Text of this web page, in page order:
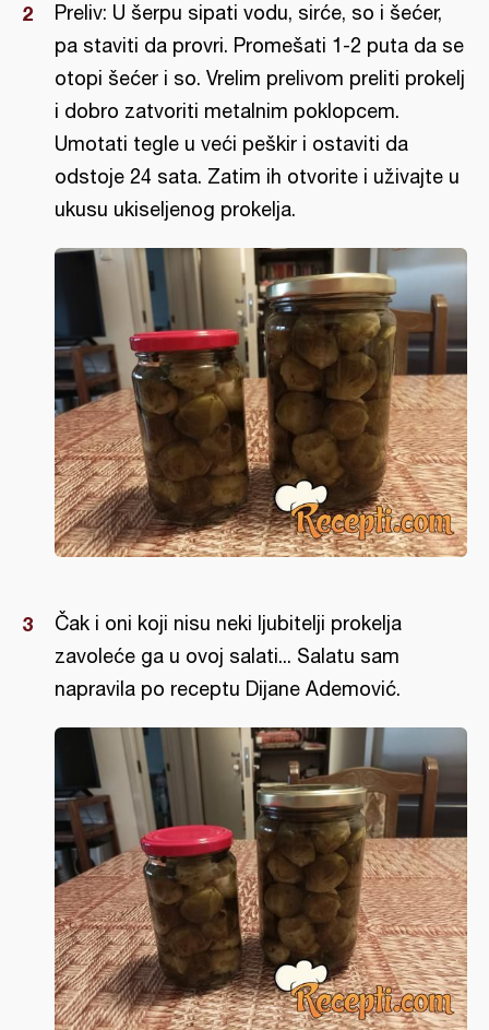
Preliv: U šerpu sipati vodu, sirće, so i šećer,
pa staviti da provri. Promešati 1-2 puta da se
otopi šećer i so. Vrelim prelivom preliti prokelj
i dobro zatvoriti metalnim poklopcem.
Umotati tegle u veći peškir i ostaviti da
odstoje 24 sata. Zatim ih otvorite i uživajte u
ukusu ukiseljenog prokelja.
Čak i oni koji nisu neki ljubitelji prokelja
zavoleće ga u ovoj salati... Salatu sam
napravila po receptu Dijane Ademović.